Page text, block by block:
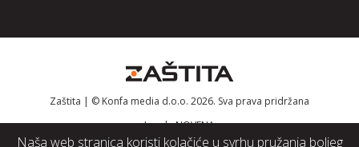
Naša web stranica koristi kolačiće u svrhu pružanja boljeg
Zaštita | © Konfa media d.o.o. 2026. Sva prava pridržana
IzradaNOVENA